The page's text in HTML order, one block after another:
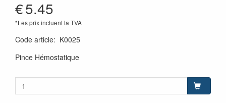
€5.45
*Les prix incluent la TVA
Code article: K0025
Pince Hémostatique